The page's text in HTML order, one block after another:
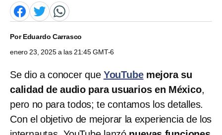
PorEduardo Carrasco
enero 23, 2025 a las 21:45 GMT-6
Se dio a conocer que YouTube mejora su
calidad de audio para usuarios en México,
pero no para todos; te contamos los detalles.
Con el objetivo de mejorar la experiencia de los